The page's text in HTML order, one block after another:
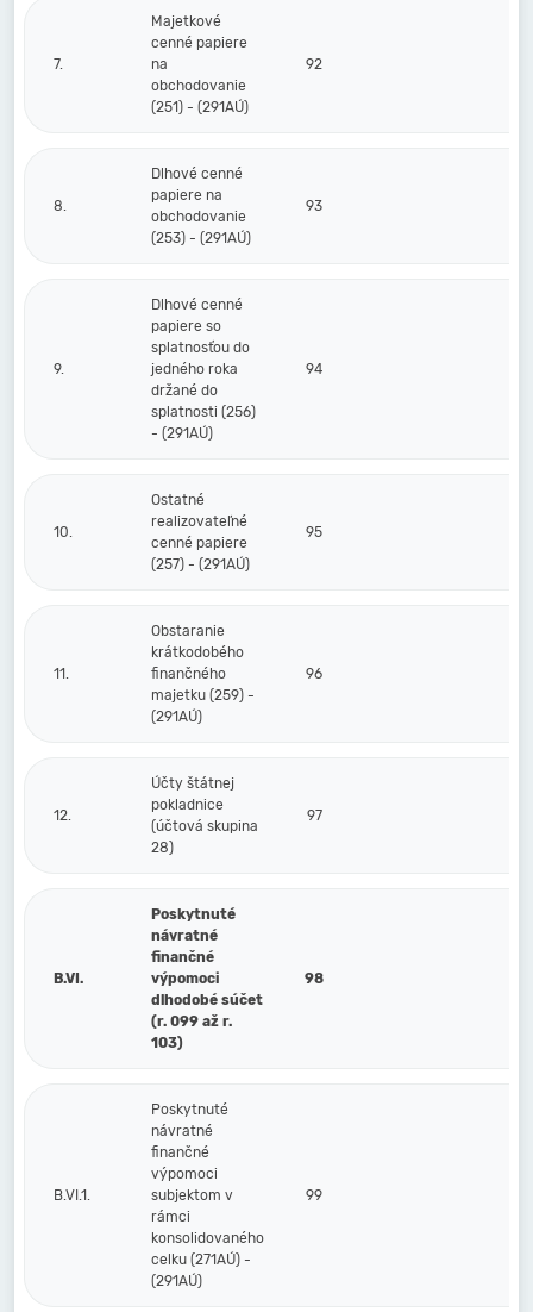
7.
Majetkové
cenné papiere
na
obchodovanie
(251) - (291AÚ)
92
8.
Dlhové cenné
papiere na
obchodovanie
(253) - (291AÚ)
93
9.
Dlhové cenné
papiere so
splatnosťou do
jedného roka
držané do
splatnosti (256)
- (291AÚ)
94
10.
Ostatné
realizovateľné
cenné papiere
(257) - (291AÚ)
95
11.
Obstaranie
krátkodobého
finančného
majetku (259) -
(291AÚ)
96
12.
Účty štátnej
pokladnice
(účtová skupina
28)
97
B.VI.
Poskytnuté
návratné
finančné
výpomoci
dlhodobé súčet
(r. 099 až r.
103)
98
B.VI.1.
Poskytnuté
návratné
finančné
výpomoci
subjektom v
rámci
konsolidovaného
celku (271AÚ) -
(291AÚ)
99